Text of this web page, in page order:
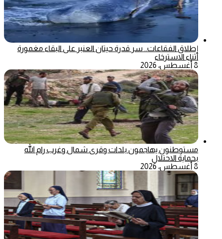
إطلاق الفقاعات.. سر قدرة حيتان العنبر على البقاء مغمورة
أثناء الاسترخاء
8 أغسطس، 2026
مستوطنون يهاجمون بلدات وقرى شمال وغرب رام الله
بحماية الاحتلال
8 أغسطس، 2026